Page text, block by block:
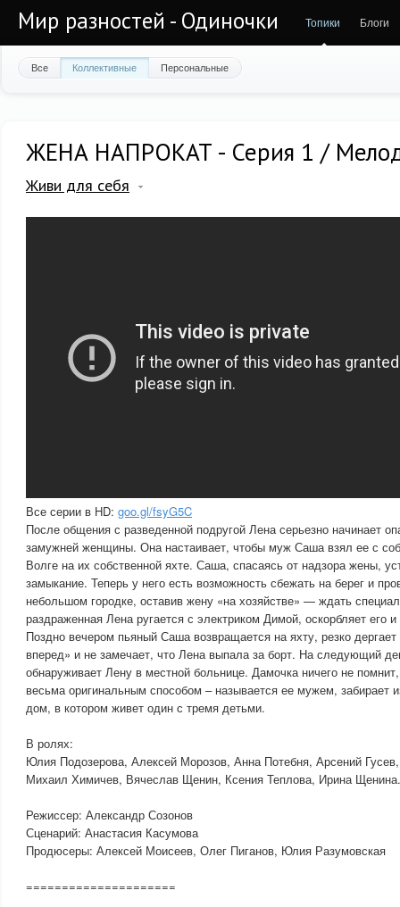
Мир разностей - Одиночки Топики Блоги
Все Коллективные Персональные
ЖЕНА НАПРОКАТ - Серия 1 /
Живи для себя
Все серии в HD: goo.gl/fsyG5C
После общения с разведенной подругой Лена серьезно начинает
замужней женщины. Она настаивает, чтобы муж Саша взял ее с
Волге на их собственной яхте. Саша, спасаясь от надзора жены,
замыкание. Теперь у него есть возможность сбежать на берег и
небольшом городке, оставив жену «на хозяйстве» — ждать
раздраженная Лена ругается с электриком Димой, оскорбляет его
Поздно вечером пьяный Саша возвращается на яхту, резко
вперед» и не замечает, что Лена выпала за борт. На следующий
обнаруживает Лену в местной больнице. Дамочка ничего не
весьма оригинальным способом – называется ее мужем, забирает
дом, в котором живет один с тремя детьми.
В ролях:
Юлия Подозерова, Алексей Морозов, Анна Потебня, Арсений
Михаил Химичев, Вячеслав Щенин, Ксения Теплова, Ирина Щенина.
Режиссер: Александр Созонов
Сценарий: Анастасия Касумова
Продюсеры: Алексей Моисеев, Олег Пиганов, Юлия Разумовская
=====================